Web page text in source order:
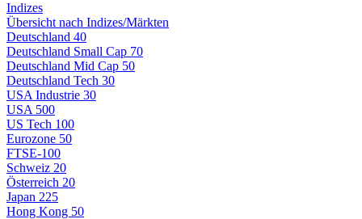
Indizes
Übersicht nach Indizes/Märkten
Deutschland 40
Deutschland Small Cap 70
Deutschland Mid Cap 50
Deutschland Tech 30
USA Industrie 30
USA 500
US Tech 100
Eurozone 50
FTSE-100
Schweiz 20
Österreich 20
Japan 225
Hong Kong 50